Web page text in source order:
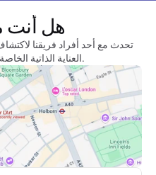
هل أنت
العناية الذاتية الخاصة بك في دكتور لارت. يبدأ تألقك من هنا.